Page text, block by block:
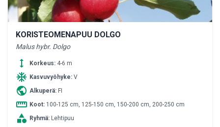
KORISTEOMENAPUU DOLGO
Malus hybr. Dolgo
height Korkeus: 4-6 m
ac_unit Kasvuvyöhyke: V
public Alkuperä: FI
straighten Koot: 100-125 cm, 125-150 cm, 150-200 cm, 200-250 cm
category Ryhmä: Lehtipuu